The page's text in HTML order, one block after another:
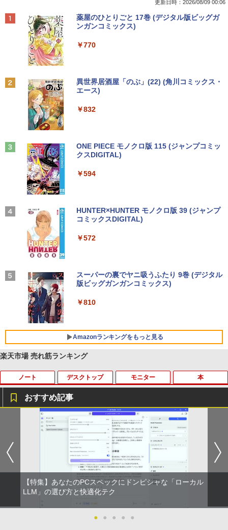
Anker Soundcore P42i (Bluetooth 6.1)【完
全ワイヤレスイヤホン/ウルトラノイズキャン
間再生 / コンパクト形状/持ち運びに便利 / IP5
￥9,990
Anker Soundcore P31i ピンク
Anker Soundcore Liberty 5 ディープブルー
【2026年アップグレード版】AOKIMI ワイヤ
セリング 自動ペアリング Type-C充電 マイク
付き 防水 タッチ式音量調整 スポーツ/通勤/通
学/WEB会議(ホワイト)
Xiaomi シャオミ REDMI Buds 8 Lite ワイヤ
レスイヤホン Bluetooth 5.4 ノイズキャンセ
リング ANC 36時間再生
￥3,480
BRUCE WAYNE feat. Flo Milli, ATL Jacob
[Explicit]
￥250
BRUCE WAYNE feat. Flo Milli, ATL Jacob
[Explicit]
￥250
見知らぬ糸
On My Road (Stadium ver.)
On My Road (Stadium ver.)
by Amazon 天然水 ラベルレス 500ml ×24本
富士山の天然水 バナジウム含有 水 ミネラル
ットル (Smart Basic)
【Amazon.co.jp限定】 い・ろ・は・す 2L P
by Amazon 天然水ラベルレス 2L×9本
￥1,117
by Amazon 炭酸水 ラベルレス 500ml ×24本
art Basic)
【Amazon.co.jp限定】 伊藤園 磨かれて、澄
] [ 水 ] [ ペットボトル ] [ 箱買い ] [ ストック
￥998
更新日時：2026/08/09 00:06
薬屋のひとりごと 17巻 (デジタル版ビッグガ
ンガンコミックス)
￥770
異世界居酒屋「のぶ」(22) (角川コミックス・
エース)
￥832
ONE PIECE モノクロ版 115 (ジャンプコミッ
クスDIGITAL)
￥594
HUNTER×HUNTER モノクロ版 39 (ジャンプ
コミックスDIGITAL)
￥572
スーパーの裏でヤニ吸うふたり 9巻 (デジタル
版ビッグガンガンコミックス)
￥810
Amazonランキングをもっと見る
楽天市場 売れ筋ランキング
ノート
【期間限定破格金額！】新生活 新古品 W
in11搭載 パソコンノートパソコンoffice
付き 初心者向けノートPC 初期設定済 1
5.6型 インテル高速CPU ランダムで発送
メモリ4GB～ 高速SSD1TB 最大 フルHD
Webカメラ zoom 軽量薄型 無線 型番更
新で在庫処分
￥12,980
デスクトップ モニター
【お買い物マラソ開催中！P最大31.5%還
元】五年保証 白 モバイルモニター 15.6
インチ FHD 1920×1080 1080P Fast IPS
パネル PU保護カバー付き 非光沢 1200:1
高コントラスト 超軽量 640g スピーカー
内蔵 Type-C/HDMI 接続 PS5/Switch/PC/
スマホ対応 MFP156T1F
￥8,999
本
魔王城の料理番 〜コワモテ魔族ばかりだ
けど、ホワイトな職場です〜 6巻 【電
子書籍】[ ワイエム系 ]
￥792
【送料無料】現代法律実務の諸問題 令和
￥8,030
おすすめ記事
【特集】あなたのPCスペックにドンピシャな「ローカル
LLM」の選び方と快適化テク
● ● ● ● ●